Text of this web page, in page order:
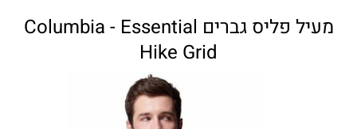
מעיל פליס גברים Columbia - Essential
Hike Grid